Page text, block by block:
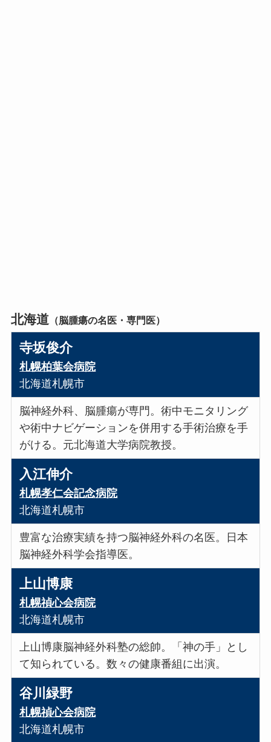
北海道 （脳腫瘍の名医・専門医）
寺坂俊介
札幌柏葉会病院
北海道札幌市
脳神経外科、脳腫瘍が専門。術中モニタリング
や術中ナビゲーションを併用する手術治療を手
がける。元北海道大学病院教授。
入江伸介
札幌孝仁会記念病院
北海道札幌市
豊富な治療実績を持つ脳神経外科の名医。日本
脳神経外科学会指導医。
上山博康
札幌禎心会病院
北海道札幌市
上山博康脳神経外科塾の総帥。「神の手」とし
て知られている。数々の健康番組に出演。
谷川緑野
札幌禎心会病院
北海道札幌市